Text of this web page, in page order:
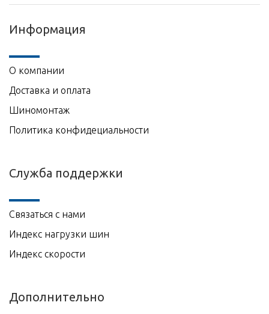
Информация
О компании
Доставка и оплата
Шиномонтаж
Политика конфидециальности
Служба поддержки
Связаться с нами
Индекс нагрузки шин
Индекс скорости
Дополнительно